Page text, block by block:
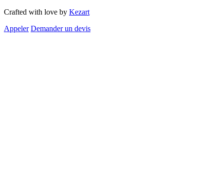
Crafted with love by Kezart
Appeler Demander un devis